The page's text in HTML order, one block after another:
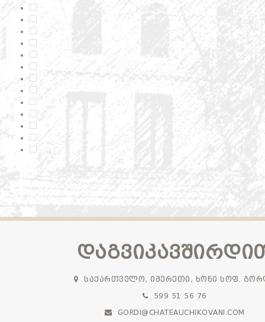
ᲡᲐᲥᲐᲠᲗᲕᲔᲚᲝ, ᲘᲛᲔᲠᲔᲗᲘ, ᲮᲝᲜᲘ ᲡᲝᲤ.
599 51 56 76
GORDI@CHATEAUCHIKOVANI.COM